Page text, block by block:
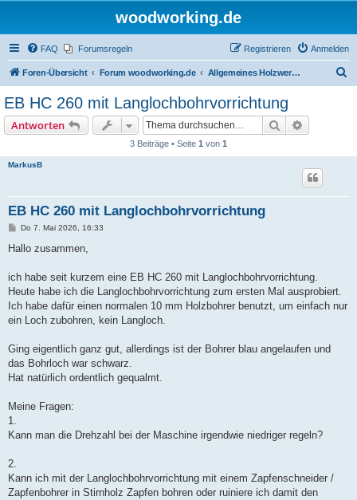
woodworking.de
FAQ Forumsregeln Anmelden
Registrieren
Foren-Übersicht Forum woodworking.de Allgemeines Holzwerkerforum - das laute Forum
EB HC 260 mit Langlochbohrvorrichtung
Antworten Suche
3 Beiträge • Seite 1 von 1
MarkusB
EB HC 260 mit Langlochbohrvorrichtung
B
i
a
Do 7. Mai 2026, 16:33
Hallo zusammen,
ich habe seit kurzem eine EB HC 260 mit Langlochbohrvorrichtung.
Heute habe ich die Langlochbohrvorrichtung zum ersten Mal ausprobiert.
Ich habe dafür einen normalen 10 mm Holzbohrer benutzt, um einfach nur
ein Loch zubohren, kein Langloch.
Ging eigentlich ganz gut, allerdings ist der Bohrer blau angelaufen und
das Bohrloch war schwarz.
Hat natürlich ordentlich gequalmt.
Meine Fragen:
1.
Kann man die Drehzahl bei der Maschine irgendwie niedriger regeln?
2.
Kann ich mit der Langlochbohrvorrichtung mit einem Zapfenschneider /
Zapfenbohrer in Stirnholz Zapfen bohren oder ruiniere ich damit den